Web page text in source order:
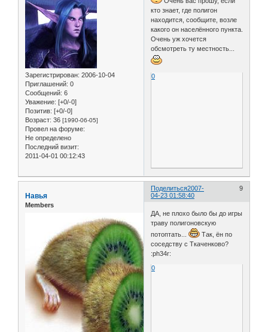
Зарегистрирован: 2006-10-04
Приглашений: 0
Сообщений: 6
Уважение: [+0/-0]
Позитив: [+0/-0]
Возраст: 36 [1990-06-05]
Провел на форуме:
Не определено
Последний визит:
2011-04-01 00:12:43
кто знает, где полигон
находится, сообщите, возле
какого он населённого пункта.
Очень уж хочется
обсмотреть ту местность...
0
Поделиться 9
2007-
04-23 01:58:40
Навья
Members
ДА, не плохо было бы до игры
траву полигоновскую
потоптать...
Так, ён по
соседству с Ткаченково?
:ph34r:
0